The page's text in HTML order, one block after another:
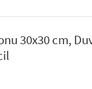
30x30 cm,